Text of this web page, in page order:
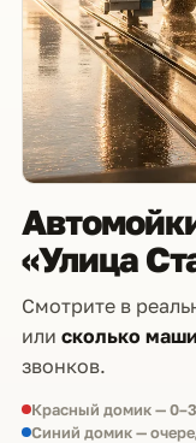
«Улица
Смотрите в
или сколько
звонков.
Красный домик —
Синий домик —